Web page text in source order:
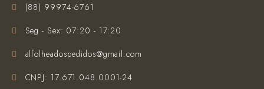
(‪88) 99974-6761‬
Seg - Sex: 07:20 - 17:20
alfolheadospedidos@gmail.com
CNPJ: 17.671.048.0001-24